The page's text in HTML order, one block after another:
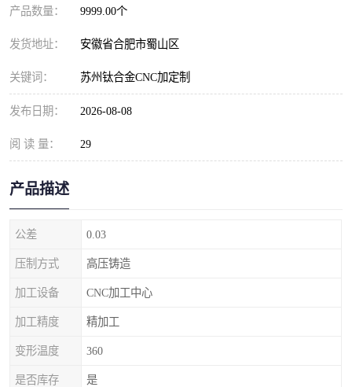
产品数量： 9999.00个
发货地址： 安徽省合肥市蜀山区
关键词： 苏州钛合金CNC加定制
发布日期： 2026-08-08
阅 读 量： 29
产品描述
公差 0.03
压制方式 高压铸造
加工设备 CNC加工中心
加工精度 精加工
变形温度 360
是否库存 是